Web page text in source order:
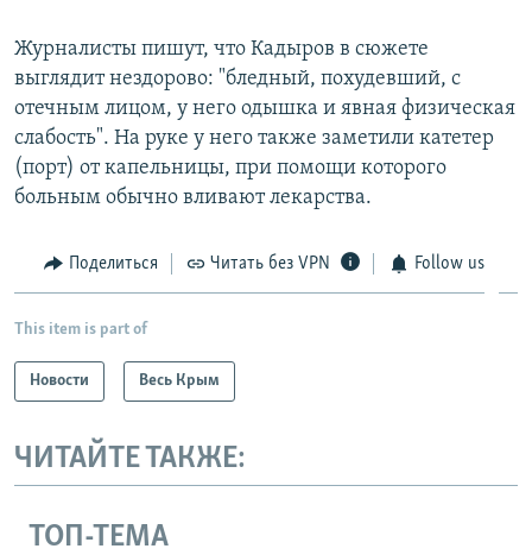
Журналисты пишут, что Кадыров в сюжете
выглядит нездорово: "бледный, похудевший, с
отечным лицом, у него одышка и явная физическая
слабость". На руке у него также заметили катетер
(порт) от капельницы, при помощи которого
больным обычно вливают лекарства.
Поделиться Читать без VPN Follow us
This item is part of
Новости Весь Крым
ЧИТАЙТЕ ТАКЖЕ:
ТОП-ТЕМА